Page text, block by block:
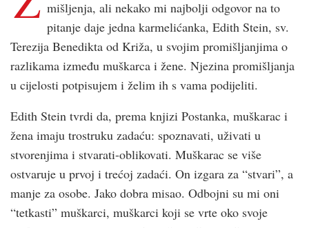
mišljenja, ali nekako mi najbolji odgovor na to
pitanje daje jedna karmelićanka, Edith Stein, sv.
Terezija Benedikta od Križa, u svojim promišljanjima o
razlikama između muškarca i žene. Njezina promišljanja
u cijelosti potpisujem i želim ih s vama podijeliti.
Edith Stein tvrdi da, prema knjizi Postanka, muškarac i
žena imaju trostruku zadaću: spoznavati, uživati u
stvorenjima i stvarati-oblikovati. Muškarac se više
ostvaruje u prvoj i trećoj zadaći. On izgara za “stvari”, a
manje za osobe. Jako dobra misao. Odbojni su mi oni
“tetkasti” muškarci, muškarci koji se vrte oko svoje